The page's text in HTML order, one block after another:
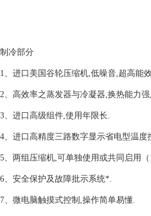
制冷部分
1、进口美国谷轮压缩机,低噪音,超高能
2、高效率之蒸发器与冷凝器,换热能力
3、进口高级组件,使用年限长.
4、进口高精度三路数字显示省电型温度
5、两组压缩机,可单独使用或共同启用（
6、安全保护及故障批示系统*.
7、微电脑触摸式控制,操作简单易懂.